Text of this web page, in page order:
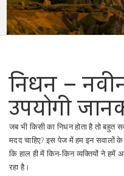
निधन –
उपयोगी
जब भी किसी का निधन होता है तो बहुत
मदद चाहिए? इस पेज में हम इन सवालों
कि हाल ही में किन‑किन व्यक्तियों ने
रहा है।